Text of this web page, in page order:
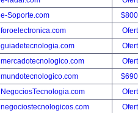
e-Soporte.com
foroelectronica.com
guiadetecnologia.com
mercadotecnologico.com
mundotecnologico.com
NegociosTecnologia.com
negociostecnologicos.com